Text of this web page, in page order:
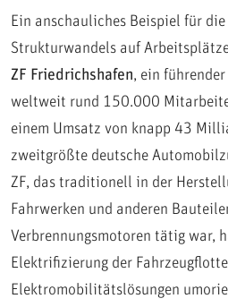
Ein anschauliches Beispiel für
Strukturwandels auf
ZF Friedrichshafen, ein
weltweit rund 150.000
einem Umsatz von knapp 43
zweitgrößte deutsche
ZF, das traditionell in der
Fahrwerken und anderen
Verbrennungsmotoren tätig war,
Elektrifizierung der
Elektromobilitätslösungen